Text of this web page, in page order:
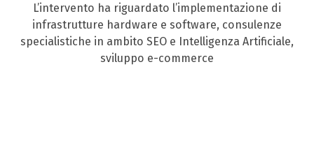
L’intervento ha riguardato l’implementazione di
infrastrutture hardware e software, consulenze
specialistiche in ambito SEO e Intelligenza Artificiale,
sviluppo e-commerce